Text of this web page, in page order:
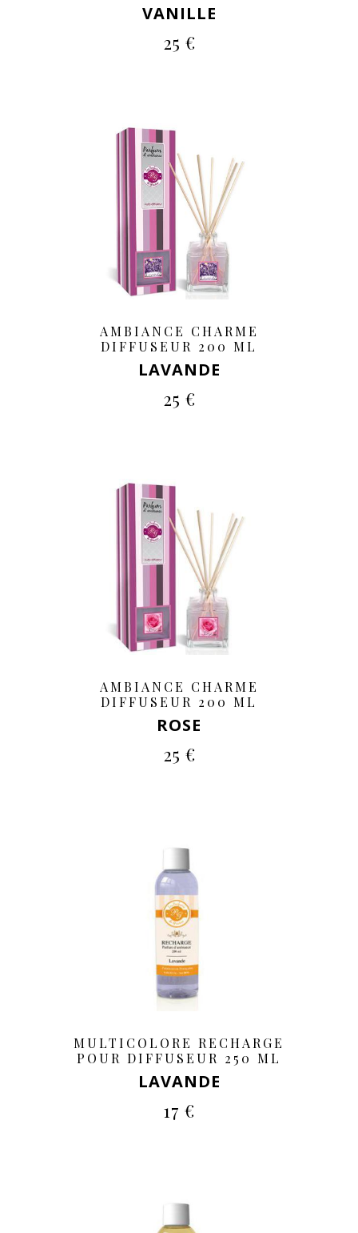
VANILLE
25 €
AMBIANCE CHARME
DIFFUSEUR 200 ML
LAVANDE
25 €
AMBIANCE CHARME
DIFFUSEUR 200 ML
ROSE
25 €
MULTICOLORE RECHARGE
POUR DIFFUSEUR 250 ML
LAVANDE
17 €